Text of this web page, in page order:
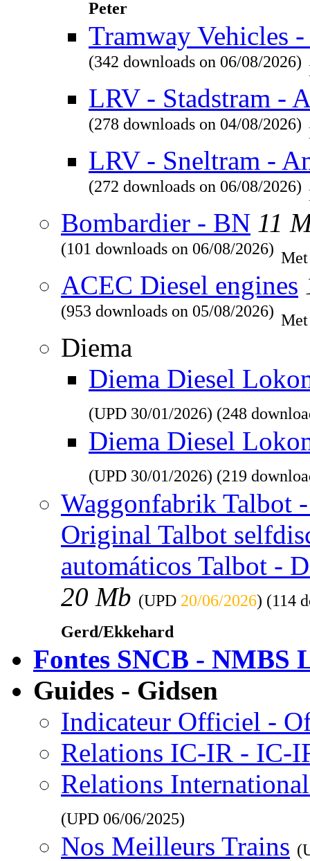
Peter
Tramway Vehicles
(342 downloads on 06/08/2026)
LRV - Stadstram -
(278 downloads on 04/08/2026)
LRV - Sneltram -
(272 downloads on 06/08/2026)
Bombardier - BN 11
(101 downloads on 06/08/2026)
ACEC Diesel engines
(953 downloads on 05/08/2026)
Diema
Diema Diesel
(UPD 30/01/2026) (248
Diema Diesel
(UPD 30/01/2026) (219
Waggonfabrik Talbot
Original Talbot
automáticos Talbot -
20 Mb (UPD 20/06/2026) (114
Gerd/Ekkehard
Fontes SNCB - NMBS
Guides - Gidsen
Indicateur Officiel -
Relations IC-IR - IC-
Relations
(UPD 06/06/2025)
Nos Meilleurs Trains